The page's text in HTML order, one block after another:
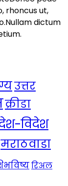
rhoncus ut,
dictum
उत्तर
क्रीडा
विदेश
मराठवाडा
रिअल